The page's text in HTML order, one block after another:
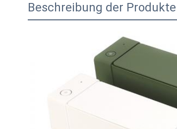
Beschreibung der Produkte